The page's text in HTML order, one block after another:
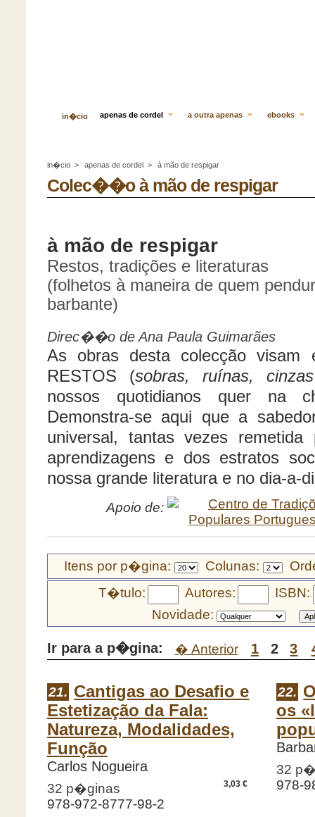
in�cio apenas de cordel a outra apenas ebooks
in�cio > apenas de cordel > à mão de respigar
Colec��o à mão de respigar
à mão de respigar
Restos, tradições e literaturas
(folhetos à maneira de quem
barbante)
Direc��o de Ana Paula Guimarães
As obras desta colecção visam
RESTOS (sobras, ruínas, cinzas
nossos quotidianos quer na
Demonstra-se aqui que a
universal, tantas vezes
aprendizagens e dos estratos
nossa grande literatura e no dia-a-
Apoio de:
Itens por p�gina: Colunas:
T�tulo:
Autores:
ISBN:
Novidade:
Ir para a p�gina: � Anterior 1 2 3
21. Cantigas ao Desafio e
Estetização da Fala:
Natureza, Modalidades,
Função
Carlos Nogueira
3,03 €
32 p�ginas
978-972-8777-98-2
22.
os
32
978-